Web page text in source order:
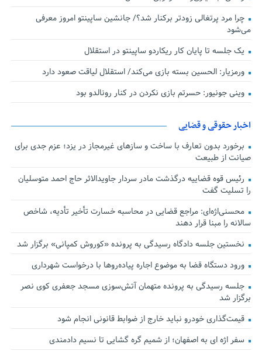
چرا مرد پرتغالی زودتر برکنار شد؟/ جانشین ساپینتو امروز معرفی
می‌شود
یک جلسه تا پایان کار ریکاردو ساپینتو در استقلال
ورمزیار: الحسین بسته بازی می‌کند/ استقلال لیاقت صعود دارد
وینی جونیور: حسرتم بازی نکردن در کنار رونالدو بود
اخبار حقوقی و قضایی
برخورد بدون تعارف با ساخت‌ و سازهای غیرمجاز در یزد؛ عزم جدی برای
صیانت از طبیعت
رئیس قوه قضاییه درگذشت مادر سردار جاویدالاثر حاج احمد متوسلیان
را تسلیت گفت
محسنی‌اژه‌ای: مراجع قضایی در محاسبه خسارت تأخیر تأدیه، شاخص
سالانه را مبنا قرار دهند
نخستین جلسه دادگاه رسیدگی به پرونده «کوروش کمپانی» برگزار شد
ورود دستگاه قضا به موضوع اجاره پیاده‌روها با درخواست شهرداری
جلسه رسیدگی به پرونده متهمان آتش‌سوزی مسجد جعفری کوی نصر
برگزار شد
قیمت‌گذاری خودرو نباید خارج از ضوابط قانونی انجام شود
سفر اژه ای به اصفهان؛ از شمیم گره گشایی تا نسیم دادمندی